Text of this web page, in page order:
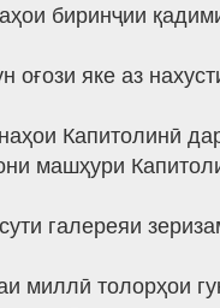
биринҷии
оғози яке аз
Капитолинӣ
машҳури
галереяи
миллӣ толорҳои